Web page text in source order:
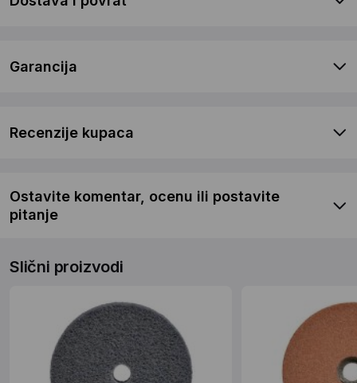
Garancija
Recenzije kupaca
Ostavite komentar, ocenu ili postavite
pitanje
Slični proizvodi